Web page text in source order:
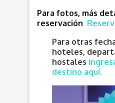
Para fotos, más
reservación
Para otras
hoteles,
hostales
destino aquí.